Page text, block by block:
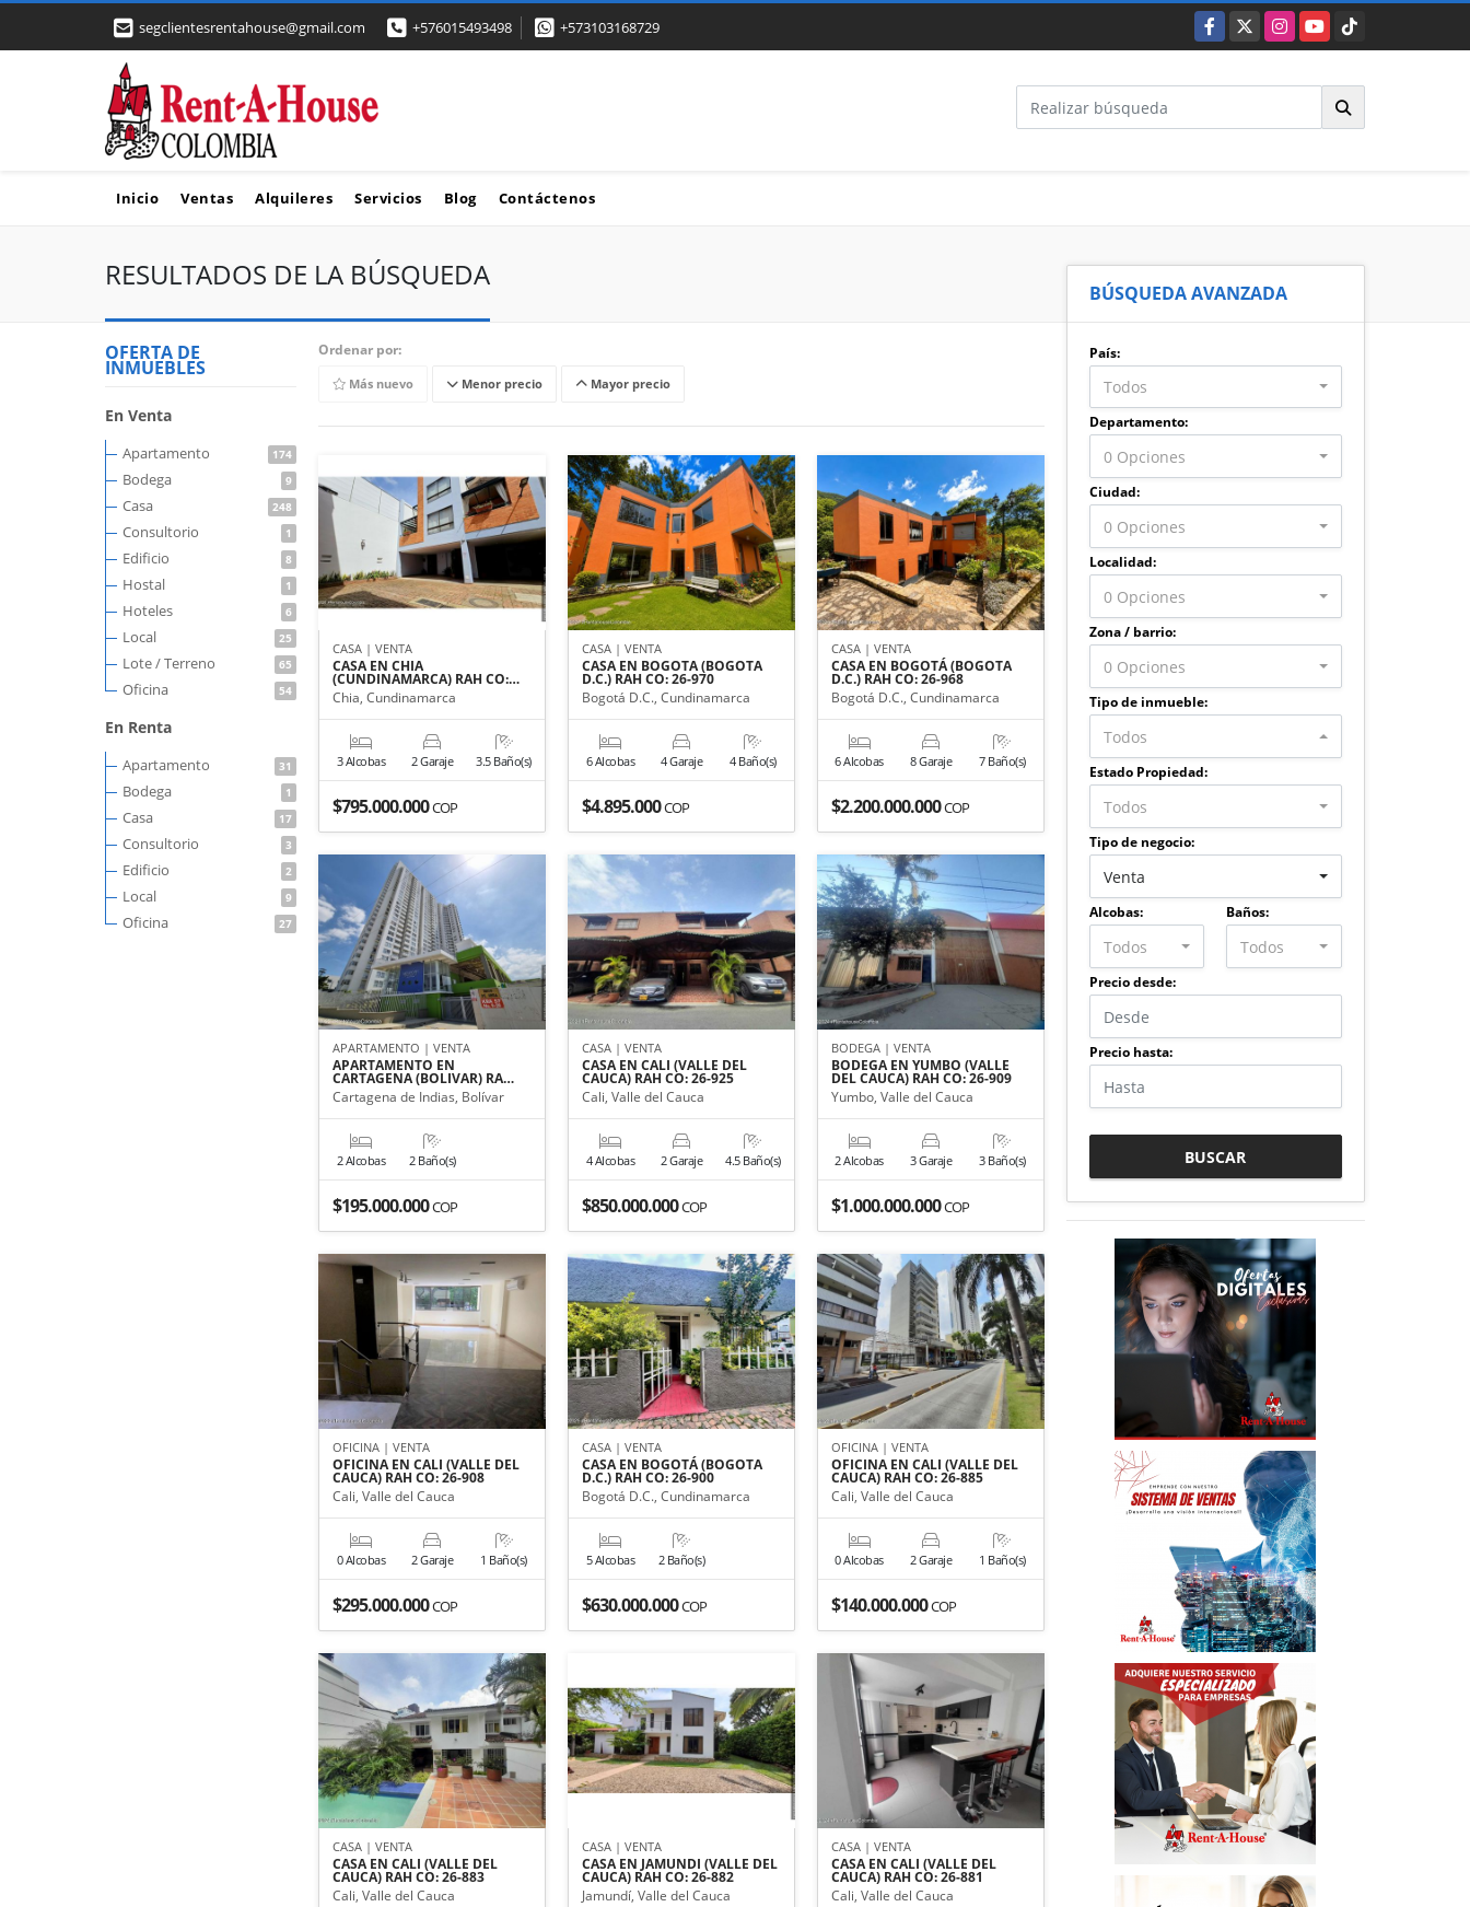
segclientesrentahouse@gmail.com +576015493498 +573103168729 Facebook
X InstagramYouTubeTikTok
Inicio Ventas Alquileres Servicios Blog Contáctenos
RESULTADOS DE LA BÚSQUEDA
OFERTA DE
INMUEBLES
En Venta
Apartamento 174
Bodega 9
Casa 248
Consultorio 1
Edificio 8
Hostal 1
Hoteles 6
Local 25
Lote / Terreno 65
Oficina 54
En Renta
Apartamento 31
Bodega 1
Casa 17
Consultorio 3
Edificio 2
Local 9
Oficina 27
Ordenar por:
Más nuevo Menor precio Mayor precio
CASA | VENTA
CASA EN CHIA
(CUNDINAMARCA) RAH CO:…
Chia, Cundinamarca
3 Alcobas 2 Garaje 3.5 Baño(s)
$795.000.000COP
CASA | VENTA
CASA EN BOGOTA (BOGOTA
D.C.) RAH CO: 26-970
Bogotá D.C., Cundinamarca
6 Alcobas 4 Garaje 4 Baño(s)
$4.895.000COP
CASA | VENTA
CASA EN BOGOTÁ (BOGOTA
D.C.) RAH CO: 26-968
Bogotá D.C., Cundinamarca
6 Alcobas 8 Garaje 7 Baño(s)
$2.200.000.000COP
APARTAMENTO | VENTA
APARTAMENTO EN
CARTAGENA (BOLIVAR) RA…
Cartagena de Indias, Bolívar
2 Alcobas 2 Baño(s)
$195.000.000COP
CASA | VENTA
CASA EN CALI (VALLE DEL
CAUCA) RAH CO: 26-925
Cali, Valle del Cauca
4 Alcobas 2 Garaje 4.5 Baño(s)
$850.000.000COP
BODEGA | VENTA
BODEGA EN YUMBO (VALLE
DEL CAUCA) RAH CO: 26-909
Yumbo, Valle del Cauca
2 Alcobas 3 Garaje 3 Baño(s)
$1.000.000.000COP
OFICINA | VENTA
OFICINA EN CALI (VALLE DEL
CAUCA) RAH CO: 26-908
Cali, Valle del Cauca
0 Alcobas 2 Garaje 1 Baño(s)
$295.000.000COP
CASA | VENTA
CASA EN BOGOTÁ (BOGOTA
D.C.) RAH CO: 26-900
Bogotá D.C., Cundinamarca
5 Alcobas 2 Baño(s)
$630.000.000COP
OFICINA | VENTA
OFICINA EN CALI (VALLE DEL
CAUCA) RAH CO: 26-885
Cali, Valle del Cauca
0 Alcobas 2 Garaje 1 Baño(s)
$140.000.000COP
CASA | VENTA
CASA EN CALI (VALLE DEL
CAUCA) RAH CO: 26-883
Cali, Valle del Cauca
CASA | VENTA
CASA EN JAMUNDI (VALLE DEL
CAUCA) RAH CO: 26-882
Jamundí, Valle del Cauca
CASA | VENTA
CASA EN CALI (VALLE DEL
CAUCA) RAH CO: 26-881
Cali, Valle del Cauca
BÚSQUEDA AVANZADA
País:
Todos
Departamento:
0 Opciones
Ciudad:
0 Opciones
Localidad:
0 Opciones
Zona / barrio:
0 Opciones
Tipo de inmueble:
Todos
Estado Propiedad:
Todos
Tipo de negocio:
Venta
Alcobas:
Todos
Baños:
Todos
Precio desde:
Precio hasta:
BUSCAR